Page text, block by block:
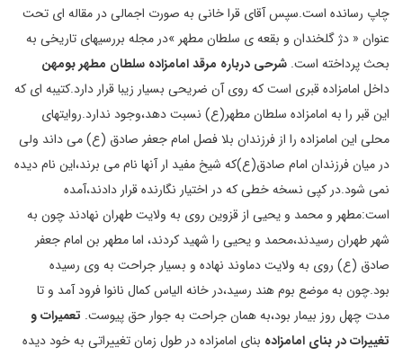
چاپ رسانده است.سپس آقای قرا خانی به صورت اجمالی در مقاله ای تحت
عنوان « دژ گلخندان و بقعه ی سلطان مطهر »در مجله بررسیهای تاریخی به
بحث پرداخته است. شرحی درباره مرقد امامزاده سلطان مطهر بومهن
داخل امامزاده قبری است که روی آن ضریحی بسیار زیبا قرار دارد.کتیبه ای که
این قبر را به امامزاده سلطان مطهر(ع) نسبت دهد،وجود ندارد.روایتهای
محلی این امامزاده را از فرزندان بلا فصل امام جعفر صادق (ع) می داند ولی
در میان فرزندان امام صادق(ع)که شیخ مفید ار آنها نام می برند،این نام دیده
نمی شود.در کپی نسخه خطی که در اختیار نگارنده قرار دادند،آمده
است:مطهر و محمد و یحیی از قزوین روی به ولایت طهران نهادند چون به
شهر طهران رسیدند،محمد و یحیی را شهید کردند، اما مطهر بن امام جعفر
صادق (ع) روی به ولایت دماوند نهاده و بسیار جراحت به وی رسیده
بود.چون به موضع بوم هند رسید،در خانه الیاس کمال نانوا فرود آمد و تا
مدت چهل روز بیمار بود،به همان جراحت به جوار حق پیوست. تعمیرات و
تغییرات در بنای امامزاده بنای امامزاده در طول زمان تغییراتی به خود دیده